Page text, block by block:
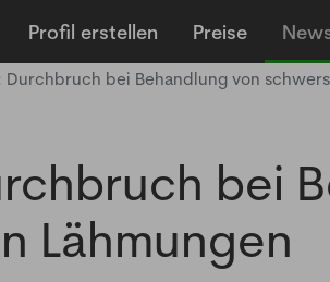
Profil erstellen Preise
Durchbruch bei Behandlung von
bei
Lähmungen